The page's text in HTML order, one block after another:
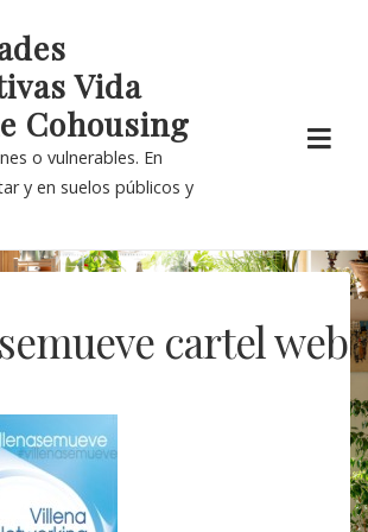
Vida
Cohousing
o vulnerables. En
y en suelos públicos y
cartel web